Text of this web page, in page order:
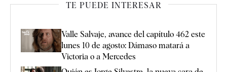
TE PUEDE INTERESAR
Valle Salvaje, avance del capítulo 462 este
lunes 10 de agosto: Dámaso matará a
Victoria o a Mercedes